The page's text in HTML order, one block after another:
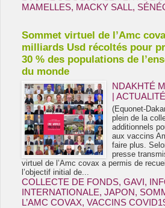
MAMELLES, MACKY SALL,
Sommet virtuel de l’Amc
milliards Usd récoltés pour
30 % des populations de
du monde
NDAKHTÉ
|
(Equonet-
plein de la
additionnels
aux vaccins
faire plus.
presse
virtuel de l’Amc covax a permis de
l’objectif initial de...
COLLECTE DE FONDS, GAVI,
INTERNATIONALE, JAPON,
L’AMC COVAX, VACCINS